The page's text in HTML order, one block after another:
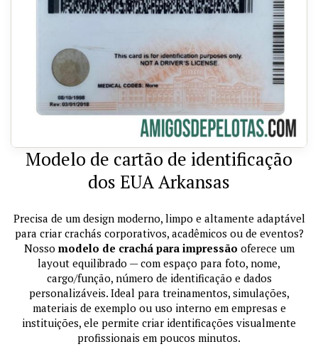
Modelo de cartão de identificação
dos EUA Arkansas
Precisa de um design moderno, limpo e altamente adaptável
para criar crachás corporativos, acadêmicos ou de eventos?
Nosso modelo de crachá para impressão oferece um
layout equilibrado — com espaço para foto, nome,
cargo/função, número de identificação e dados
personalizáveis. Ideal para treinamentos, simulações,
materiais de exemplo ou uso interno em empresas e
instituições, ele permite criar identificações visualmente
profissionais em poucos minutos.